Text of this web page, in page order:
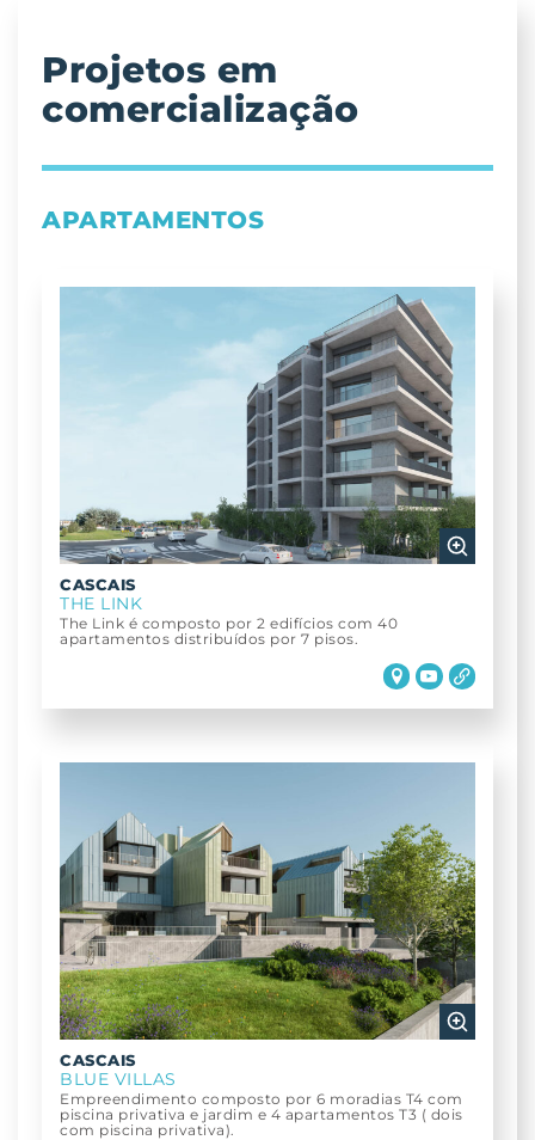
Projetos em
comercialização
APARTAMENTOS
CASCAIS
THE LINK
The Link é composto por 2 edifícios com 40
apartamentos distribuídos por 7 pisos.
CASCAIS
BLUE VILLAS
Empreendimento composto por 6 moradias T4 com
piscina privativa e jardim e 4 apartamentos T3 ( dois
com piscina privativa).